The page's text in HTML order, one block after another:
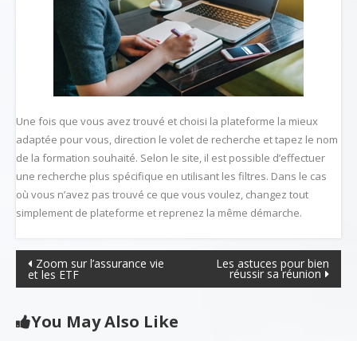
Une fois que vous avez trouvé et choisi la plateforme la mieux
adaptée pour vous, direction le volet de recherche et tapez le nom
de la formation souhaité. Selon le site, il est possible d’effectuer
une recherche plus spécifique en utilisant les filtres. Dans le cas
où vous n’avez pas trouvé ce que vous voulez, changez tout
simplement de plateforme et reprenez la même démarche.
Navigation
de
l’article
Zoom sur l’assurance vie
et les ETF
Les astuces pour bien
réussir sa réunion
You May Also Like